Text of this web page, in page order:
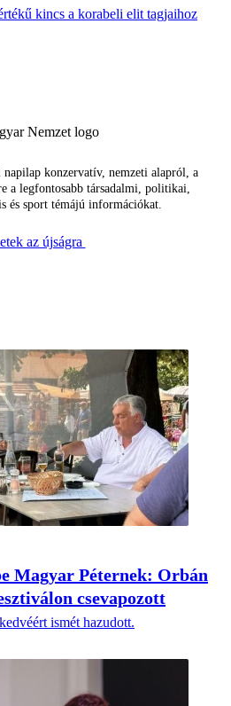
kincs a korabeli elit tagjaihoz
konzervatív, nemzeti alapról, a
a legfontosabb társadalmi, politikai,
és sport témájú információkat.
az újságra
Magyar Péternek: Orbán
csevapozott
ismét hazudott.